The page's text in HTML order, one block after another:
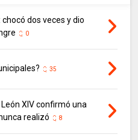
dos veces y dio
0
35
XIV confirmó una
realizó
8